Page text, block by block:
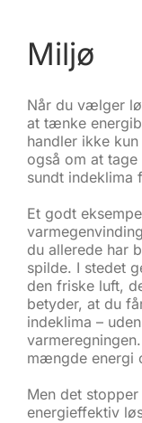
Miljø
Når du vælger
at tænke
handler ikke
også om at
sundt indeklima
Et godt
du allerede har
spilde. I stedet
den friske luft,
betyder, at du
indeklima –
mængde energi
Men det
energieffektiv